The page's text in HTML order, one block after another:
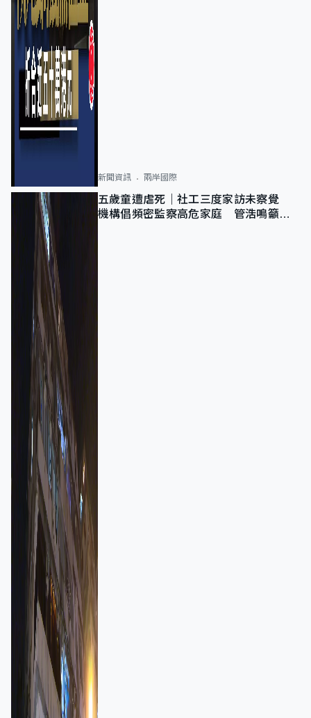
新聞資訊 兩岸國際
五歲童遭虐死｜社工三度家訪未察覺
機構倡頻密監察高危家庭 管浩鳴籲加